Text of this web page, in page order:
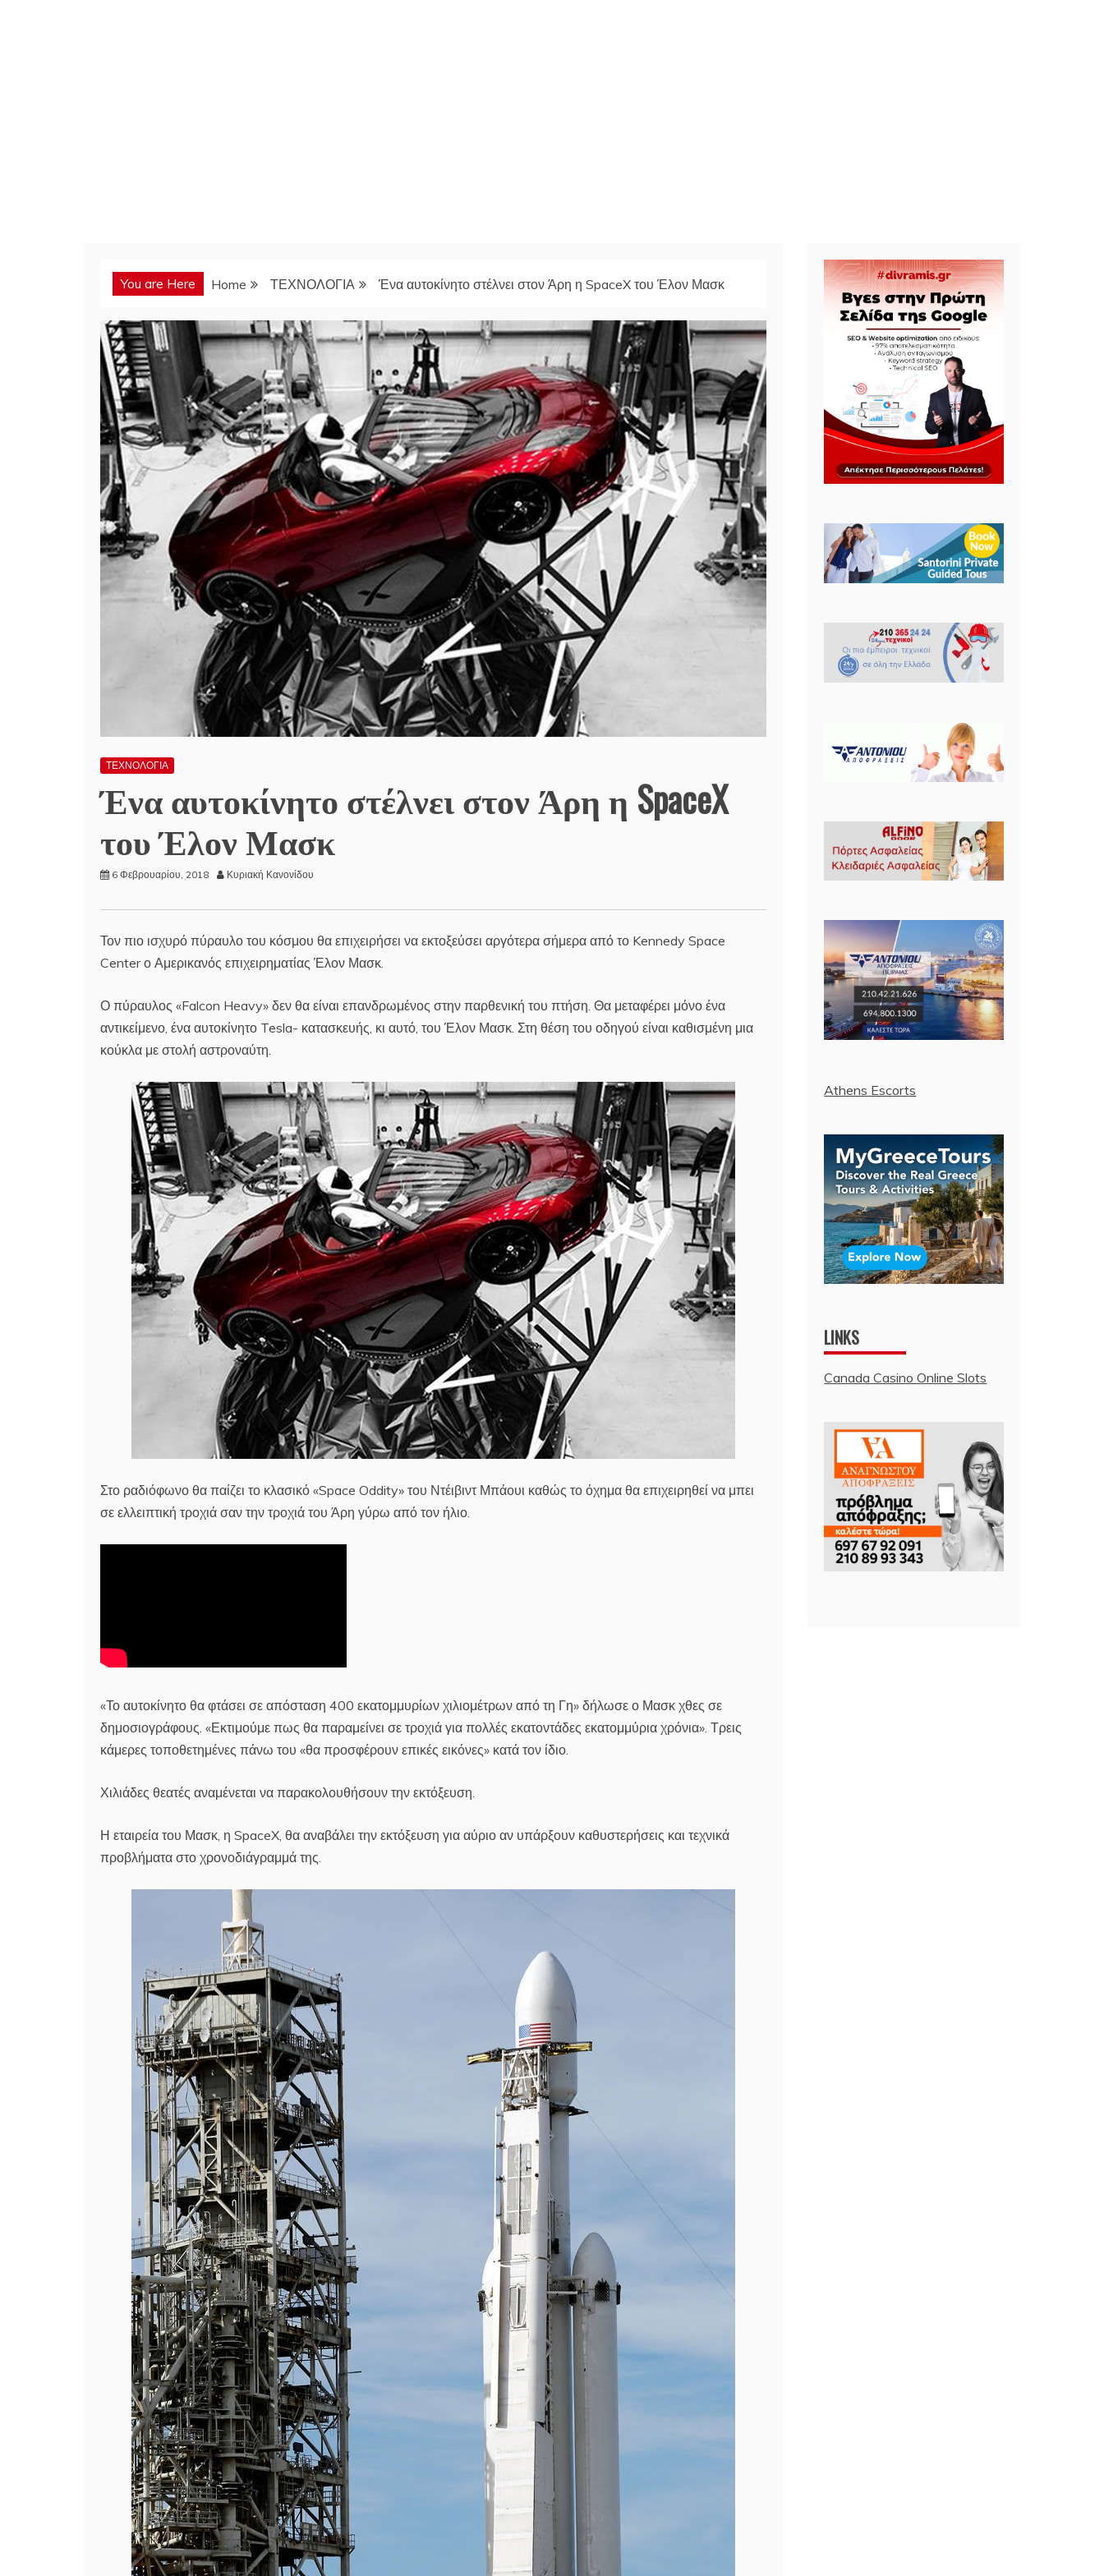
You are Here Home ΤΕΧΝΟΛΟΓΙΑ Ένα αυτοκίνητο στέλνει στον Άρη η SpaceX του Έλον Μασκ
ΤΕΧΝΟΛΟΓΙΑ
Ένα αυτοκίνητο στέλνει στον Άρη η SpaceX
του Έλον Μασκ
6 Φεβρουαρίου, 2018 Κυριακή Κανονίδου
Τον πιο ισχυρό πύραυλο του κόσμου θα επιχειρήσει να εκτοξεύσει αργότερα σήμερα από το Kennedy Space
Center ο Αμερικανός επιχειρηματίας Έλον Μασκ.
Ο πύραυλος «Falcon Heavy» δεν θα είναι επανδρωμένος στην παρθενική του πτήση. Θα μεταφέρει μόνο ένα
αντικείμενο, ένα αυτοκίνητο Tesla- κατασκευής, κι αυτό, του Έλον Μασκ. Στη θέση του οδηγού είναι καθισμένη μια
κούκλα με στολή αστροναύτη.
Στο ραδιόφωνο θα παίζει το κλασικό «Space Oddity» του Ντέιβιντ Μπάουι καθώς το όχημα θα επιχειρηθεί να μπει
σε ελλειπτική τροχιά σαν την τροχιά του Άρη γύρω από τον ήλιο.
«Το αυτοκίνητο θα φτάσει σε απόσταση 400 εκατομμυρίων χιλιομέτρων από τη Γη» δήλωσε ο Μασκ χθες σε
δημοσιογράφους. «Εκτιμούμε πως θα παραμείνει σε τροχιά για πολλές εκατοντάδες εκατομμύρια χρόνια». Τρεις
κάμερες τοποθετημένες πάνω του «θα προσφέρουν επικές εικόνες» κατά τον ίδιο.
Χιλιάδες θεατές αναμένεται να παρακολουθήσουν την εκτόξευση.
Η εταιρεία του Μασκ, η SpaceX, θα αναβάλει την εκτόξευση για αύριο αν υπάρξουν καθυστερήσεις και τεχνικά
προβλήματα στο χρονοδιάγραμμά της.
Athens Escorts
LINKS
Canada Casino Online Slots